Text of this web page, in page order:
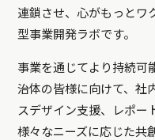
連鎖させ、心がもっとワ
型事業開発ラボです。
事業を通じてより持続可
治体の皆様に向けて、社
スデザイン支援、レポー
様々なニーズに応じた共